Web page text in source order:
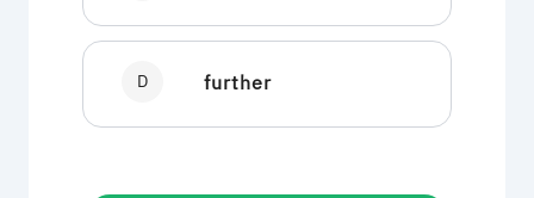
D further